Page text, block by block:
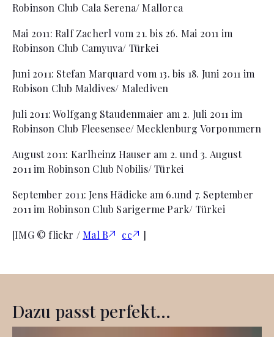
Robinson Club Cala Serena/ Mallorca
Mai 2011: Ralf Zacherl vom 21. bis 26. Mai 2011 im
Robinson Club Camyuva/ Türkei
Juni 2011: Stefan Marquard vom 13. bis 18. Juni 2011 im
Robison Club Maldives/ Malediven
Juli 2011:Wolfgang Staudenmaier am 2. Juli 2011 im
Robinson Club Fleesensee/ Mecklenburg Vorpommern
August 2011: Karlheinz Hauser am 2. und 3. August
2011 im Robinson Club Nobilis/ Türkei
September 2011: Jens Hädicke am 6.und 7. September
2011 im Robinson Club Sarigerme Park/ Türkei
[IMG © flickr / Mal B cc ]
Dazu passt perfekt...